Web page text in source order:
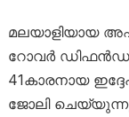
മലയാളിയായ
റോവര്‍ ഡിഫന്‍ഡര്‍
41കാരനായ
ജോലി